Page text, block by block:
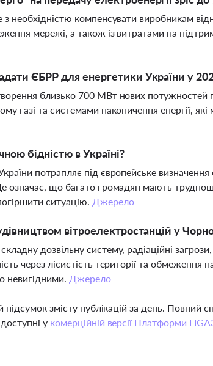
з необхідністю компенсувати виробникам
мережі, а також із витратами на
ЄБРР для енергетики України у
близько 700 МВт нових потужностей
газі та системами накопичення енергії,
бідністю в Україні?
потрапляє під європейське
що багато громадян мають
ситуацію. Джерело
вітроелектростанцій у
дозвільну систему, радіаційні
через лісистість території та
невигідними. Джерело
змісту публікацій за день. Повний
у комерційній версії Платформи